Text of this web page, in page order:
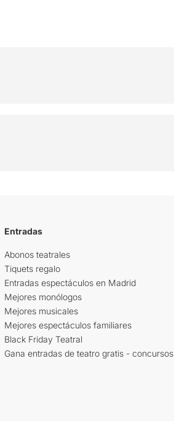
Entradas
Abonos teatrales
Tiquets regalo
Entradas espectáculos en Madrid
Mejores monólogos
Mejores musicales
Mejores espectáculos familiares
Black Friday Teatral
Gana entradas de teatro gratis - concursos